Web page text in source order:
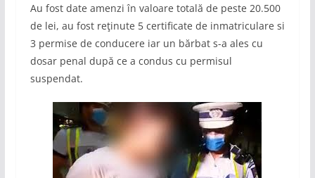
Au fost date amenzi în valoare totală de peste 20.500
de lei, au fost reţinute 5 certificate de inmatriculare si
3 permise de conducere iar un bărbat s-a ales cu
dosar penal după ce a condus cu permisul
suspendat.